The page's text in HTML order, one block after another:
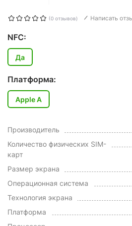
(0 отзывов) Написать
NFC:
Да
Платформа:
Apple A
Производитель
Количество физических SIM-
карт
Размер экрана
Операционная система
Технология экрана
Платформа